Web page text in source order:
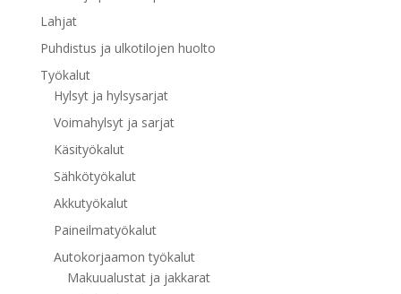
Lahjat
Puhdistus ja ulkotilojen huolto
Työkalut
Hylsyt ja hylsysarjat
Voimahylsyt ja sarjat
Käsityökalut
Sähkötyökalut
Akkutyökalut
Paineilmatyökalut
Autokorjaamon työkalut
Makuualustat ja jakkarat